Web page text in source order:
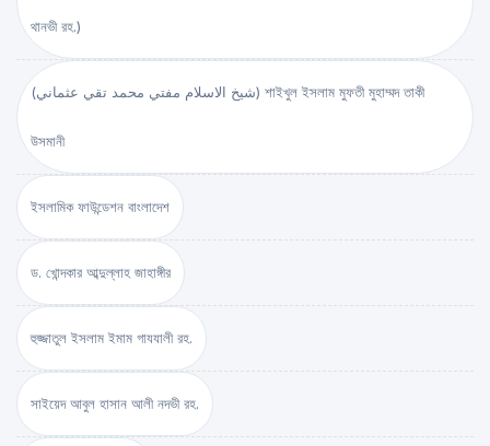
থানভী রহ.)
(شيخ الاسلام مفتي محمد تقي عثماني) শাইখুল ইসলাম মুফতী মুহাম্মদ তাকী
উসমানী
ইসলামিক ফাউন্ডেশন বাংলাদেশ
ড. খোন্দকার আব্দুল্লাহ জাহাঙ্গীর
হুজ্জাতুল ইসলাম ইমাম গাযযালী রহ.
সাইয়েদ আবুল হাসান আলী নদভী রহ.